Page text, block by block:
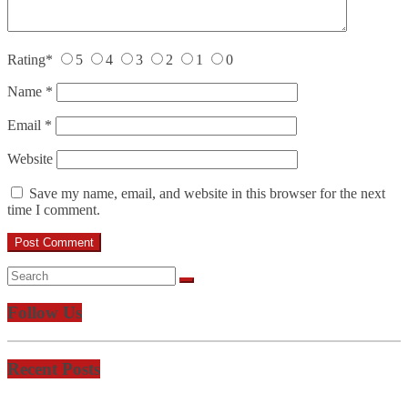
Rating* 5 4 3 2 1 0
Name *
Email *
Website
Save my name, email, and website in this browser for the next
time I comment.
Follow Us
Recent Posts